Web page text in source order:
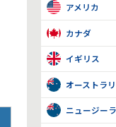
アメリカ
カナダ
イギリス
オーストラ
ニュージー